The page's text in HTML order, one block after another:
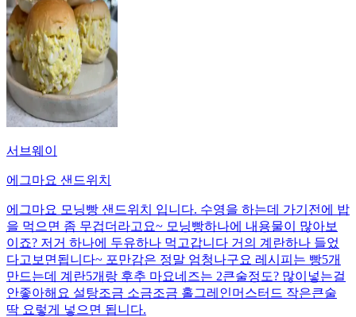
서브웨이
에그마요 샌드위치
에그마요 모닝빵 샌드위치 입니다. 수영을 하는데 가기전에 밥
을 먹으면 좀 무겁더라고요~ 모닝빵하나에 내용물이 많아보
이죠? 저거 하나에 두유하나 먹고갑니다 거의 계란하나 들었
다고보면됩니다~ 포만감은 정말 엄청나구요 레시피는 빵5개
만드는데 계란5개랑 후추 마요네즈는 2큰술정도? 많이넣는걸
안좋아해요 설탕조금 소금조금 홀그레인머스터드 작은큰술
딱 요렇게 넣으면 됩니다.